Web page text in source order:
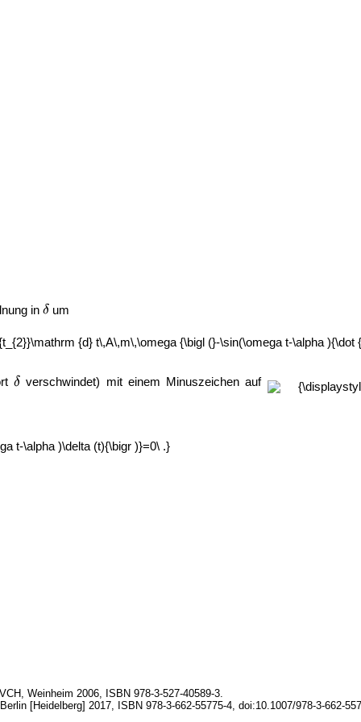
in um
verschwindet) mit einem Minuszeichen auf
Weinheim 2006, ISBN 978-3-527-40589-3.
[Heidelberg] 2017, ISBN 978-3-662-55775-4, doi:10.1007/978-3-662-